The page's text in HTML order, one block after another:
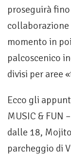
proseguirà
collaborazione
momento in
palcoscenico
divisi per aree
Ecco gli
MUSIC & FUN
dalle 18,
parcheggio di